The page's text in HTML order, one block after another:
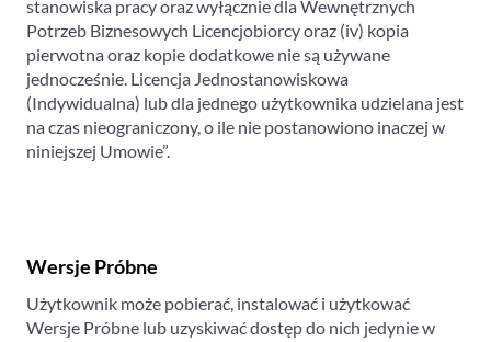
stanowiska pracy oraz wyłącznie dla Wewnętrznych
Potrzeb Biznesowych Licencjobiorcy oraz (iv) kopia
pierwotna oraz kopie dodatkowe nie są używane
jednocześnie. Licencja Jednostanowiskowa
(Indywidualna) lub dla jednego użytkownika udzielana jest
na czas nieograniczony, o ile nie postanowiono inaczej w
niniejszej Umowie”.
Wersje Próbne
Użytkownik może pobierać, instalować i użytkować
Wersje Próbne lub uzyskiwać dostęp do nich jedynie w